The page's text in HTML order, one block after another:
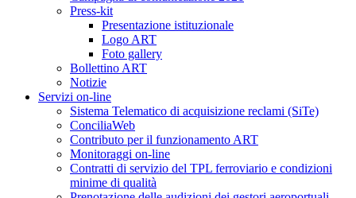
Press-kit
Presentazione istituzionale
Logo ART
Foto gallery
Bollettino ART
Notizie
Servizi on-line
Sistema Telematico di acquisizione reclami (SiTe)
ConciliaWeb
Contributo per il funzionamento ART
Monitoraggi on-line
Contratti di servizio del TPL ferroviario e condizioni
minime di qualità